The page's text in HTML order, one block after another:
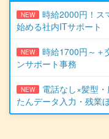
NEW
時給2000円！ス
始める社内ITサポート
NEW
時給1700円～＋
ンサポート事務
NEW
電話なし×髪型
たんデータ入力・残業